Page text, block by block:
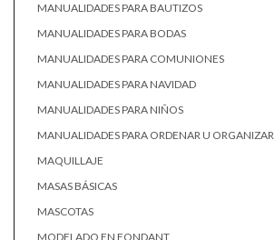
MANUALIDADES PARA BAUTIZOS
MANUALIDADES PARA BODAS
MANUALIDADES PARA COMUNIONES
MANUALIDADES PARA NAVIDAD
MANUALIDADES PARA NIÑOS
MANUALIDADES PARA ORDENAR U ORGANIZAR
MAQUILLAJE
MASAS BÁSICAS
MASCOTAS
MODELADO EN FONDANT